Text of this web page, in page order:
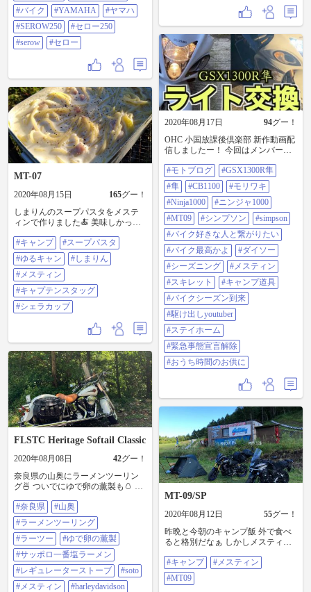
#バイク
#YAMAHA
#ヤマハ
#SEROW250
#セロー250
#serow
#セロー
2020年08月17日 94グー！
OHC 小国放課後倶楽部 新作動画配
信しましたー！ 今回はメンバーの
結構なイメチェン✨ やっぱり青白
い方がかっこいいじゃないですか
☺️ 白い隼なのでとくに映えますな
🍀 先日、キャンプツーリングなん
かにも出かけてます！その様子も
近日公開予定ですよー😄お楽しみ
にっ🍀 いつも見ていただいてる
方、 ありがとうございます😊 お初
の方も楽しんでくださいね✨ リン
クはプロフに貼ってます！ チャン
ネル登録、高評価、 よろしくお願
いします🥺 #モトブログ #gsx1300r
隼 #隼 #cb1100 #モリワキ #ninja1000
#ニンジャ1000 #mt09 #シンプソン
#simpson #バイク好きな人と繋がり
たい #バイク最高かよ #ダイソー #
シーズニング #メスティン #スキレ
ット #キャンプ道具 #バイクシーズ
ン到来 #駆け出しyoutuber #ステイ
ホーム #緊急事態宣言解除 #おうち
#モトブログ
#GSX1300R隼
#隼
#CB1100
#モリワキ
#Ninja1000
#ニンジャ1000
#MT09
#シンプソン
#simpson
#バイク好きな人と繋がりたい
#バイク最高かよ
#ダイソー
#シーズニング
#メスティン
#スキレット
#キャンプ道具
#バイクシーズン到来
#駆け出しyoutuber
#ステイホーム
#緊急事態宣言解除
#おうち時間のお供に
MT-07
2020年08月15日 165グー！
しまりんのスープパスタをメステ
ィンで作りました🍝 美味しかった
されることをおすすめします😆 #キ
ャンプ #スープパスタ #ゆるキャン
#しまりん #メスティン #キャプテ
ンスタッグ #シェラカップ
#キャンプ
#スープパスタ
#ゆるキャン
#しまりん
#メスティン
#キャプテンスタッグ
#シェラカップ
MT-09/SP
2020年08月12日 55グー！
昨晩と今朝のキャンプ飯 外で食べ
ると格別だなぁ しかしメスティン
ィン #MT09
#キャンプ
#メスティン
#MT09
FLSTC Heritage Softail Classic
2020年08月08日 42グー！
奈良県の山奥にラーメンツーリン
グ🍜 ついでにゆで卵の薫製も🥚 #
#ラーツー #ゆで卵の薫製 #サッポ
ロ一番塩ラーメン #レギュレーター
ストーブ #SOTO #メスティン
#HARLEYDAVIDSON #SOFTAIL #
ソフテイル #HeritageClassic #FLSTC
#evolution #エボリューション #鐡馬
#三拍子 #ツーリング #ソロツーリ
ング
#奈良県
#山奥
#ラーメンツーリング
#ラーツー
#ゆで卵の薫製
#サッポロ一番塩ラーメン
#レギュレーターストーブ
#soto
#メスティン
#harleydavidson